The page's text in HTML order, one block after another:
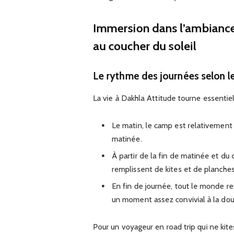
Immersion dans
au coucher du soleil
Le rythme des journées selon
La vie à Dakhla Attitude tourne
Le matin, le camp est
matinée.
À partir de la fin de matinée et du
remplissent de kites et de
En fin de journée, tout le monde
un moment assez convivial à la
Pour un voyageur en road trip qui ne